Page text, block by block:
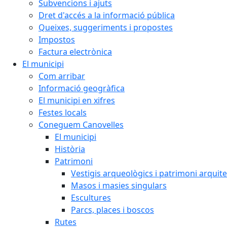
Subvencions i ajuts
Dret d'accés a la informació pública
Queixes, suggeriments i propostes
Impostos
Factura electrònica
El municipi
Com arribar
Informació geogràfica
El municipi en xifres
Festes locals
Coneguem Canovelles
El municipi
Història
Patrimoni
Vestigis arqueològics i patrimoni
Masos i masies singulars
Escultures
Parcs, places i boscos
Rutes